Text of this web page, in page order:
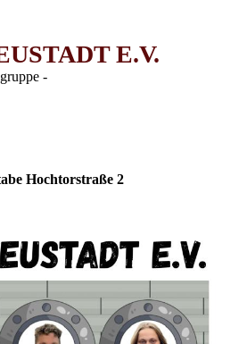
E.V.
-
Hochtorstraße 2